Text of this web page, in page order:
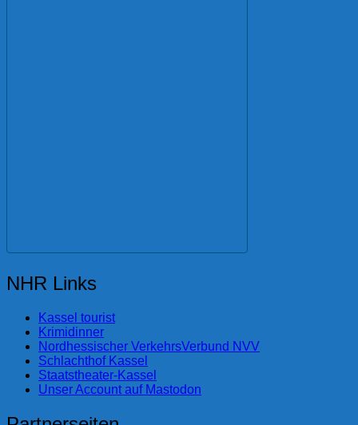
NHR Links
Kassel tourist
Krimidinner
Nordhessischer VerkehrsVerbund NVV
Schlachthof Kassel
Staatstheater-Kassel
Unser Account auf Mastodon